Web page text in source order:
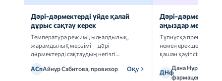
Дәрі-дәрмектерді үйде қалай
дұрыс сақтау керек
Температура режимі, ылғалдылық,
жарамдылық мерзімі — дәрі-
дәрмектерді сақтаудың негізгі
АСпАйнұр Сабитова, провизор Оқу
Дәрі-дәрмек
аңыздар мен
Түпнұсқа
немен ерекшеленеді
қашан қауіпсіз.
ДНф
Дана
фармацевт